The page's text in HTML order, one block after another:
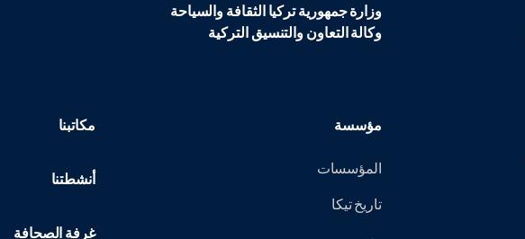
وزارة جمهورية تركيا الثقافة والسياحة
وكالة التعاون والتنسيق التركية
مؤسسة
المؤسسات
تاريخ تيكا
مكاتبنا
أنشطتنا
غرفة الصحافة